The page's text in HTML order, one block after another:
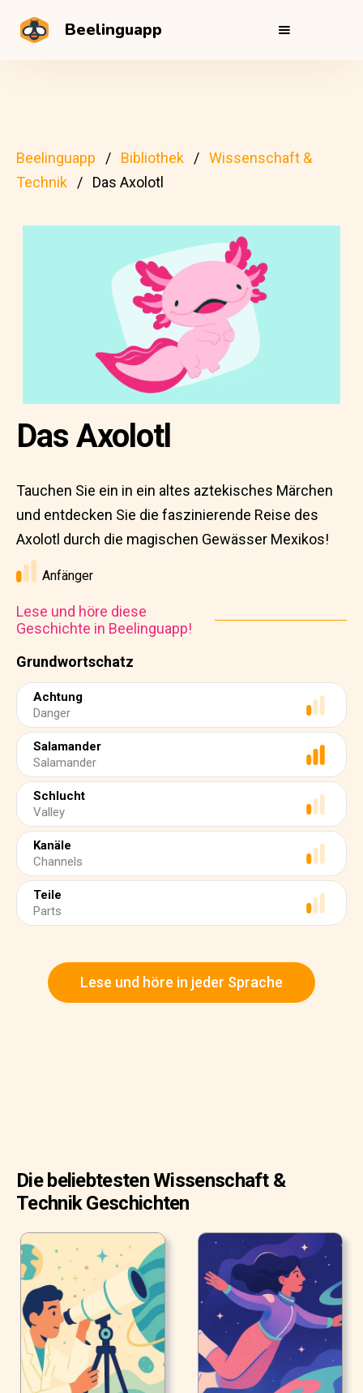
Beelinguapp
Beelinguapp Bibliothek
Wissenschaft &
Technik
Das Axolotl
Grundwortschatz
Achtung
Danger
Salamander
Salamander
Schlucht
Valley
Kanäle
Channels
Teile
Parts
Das Axolotl
Tauchen Sie ein in ein altes aztekisches Märchen
und entdecken Sie die faszinierende Reise des
Axolotl durch die magischen Gewässer Mexikos!
Anfänger
Lese und höre diese
Geschichte in Beelinguapp!
Lese und höre in jeder Sprache
Die beliebtesten Wissenschaft &
Technik Geschichten